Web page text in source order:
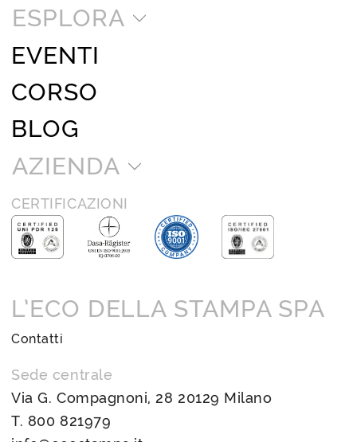
ESPLORA
EVENTI
CORSO
BLOG
AZIENDA
CERTIFICAZIONI
L’ECO DELLA STAMPA SPA
Contatti
Sede centrale
Via G. Compagnoni, 28 20129 Milano
T. 800 821979